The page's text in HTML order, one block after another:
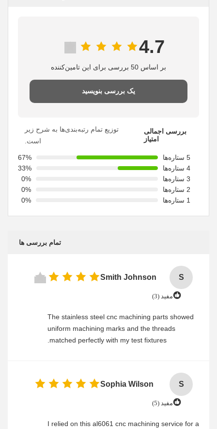
4.7
بر اساس 50 بررسی برای این تامین‌کننده
یک بررسی بنویسید
بررسی اجمالی
امتیاز
توزیع تمام رتبه‌بندی‌ها به شرح زیر
است.
5 ستاره‌ها
67%
4 ستاره‌ها
33%
3 ستاره‌ها
0%
2 ستاره‌ها
0%
1 ستاره‌ها
0%
تمام بررسی ها
S
Smith Johnson
مفید (3)
The stainless steel cnc machining parts showed
uniform machining marks and the threads
matched perfectly with my test fixtures.
S
Sophia Wilson
مفید (5)
I relied on this al6061 cnc machining service for a